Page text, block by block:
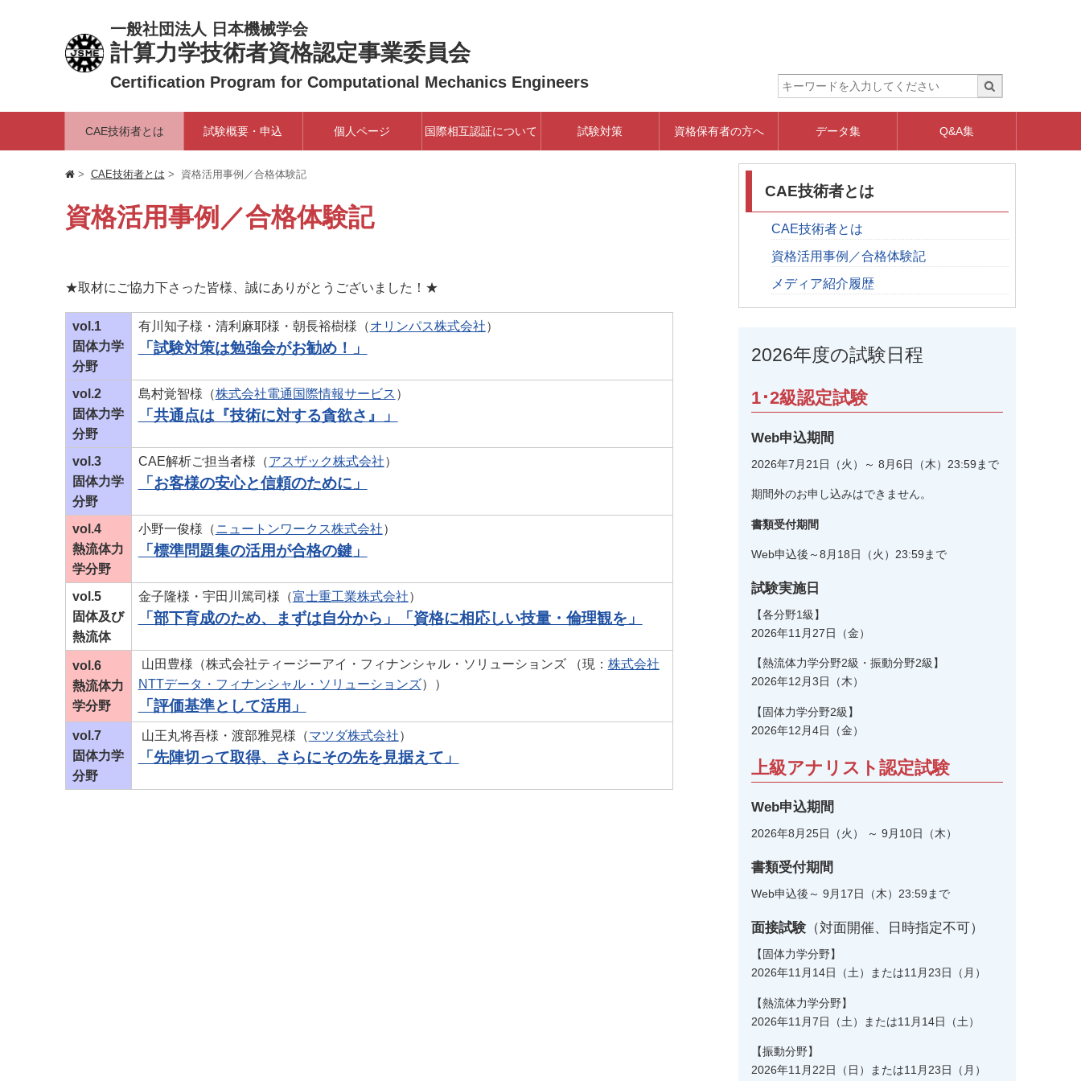
一般社団法人 日本機械学会
計算力学技術者資格認定事業委員会
Certification Program for Computational Mechanics Engineers
CAE技術者とは 試験概要・申込 個人ページ 国際相互認証について 試験対策 資格保有者の方へ データ集 Q&A集
CAE技術者とは 資格活用事例／合格体験記
資格活用事例／合格体験記
★取材にご協力下さった皆様、誠にありがとうございました！★
vol.1
固体力学
分野
有川知子様・清利麻耶様・朝長裕樹様（オリンパス株式会社）
「試験対策は勉強会がお勧め！」
vol.2
固体力学
分野
島村覚智様（株式会社電通国際情報サービス ）
「共通点は『技術に対する貪欲さ』」
vol.3
固体力学
分野
CAE解析ご担当者様（アスザック株式会社）
「お客様の安心と信頼のために」
vol.4
熱流体力
学分野
小野一俊様（ニュートンワークス株式会社）
「標準問題集の活用が合格の鍵」
vol.5
固体及び
熱流体
金子隆様・宇田川篤司様（富士重工業株式会社）
「部下育成のため、まずは自分から」「資格に相応しい技量・倫理観を」
vol.6
熱流体力
学分野
山田豊様（株式会社ティージーアイ・フィナンシャル・ソリューションズ （現： 株式会社
NTTデータ・フィナンシャル・ソリューションズ））
「評価基準として活用」
vol.7
固体力学
分野
山王丸将吾様・渡部雅晃様（マツダ株式会社）
「先陣切って取得、さらにその先を見据えて」
CAE技術者とは
CAE技術者とは
資格活用事例／合格体験記
メディア紹介履歴
2026年度の試験日程
1･2級認定試験
Web申込期間
2026年7月21日（火）～ 8月6日（木）23:59まで
期間外のお申し込みはできません。
書類受付期間
Web申込後～8月18日（火）23:59まで
試験実施日
【各分野1級】
2026年11月27日（金）
【熱流体力学分野2級・振動分野2級】
2026年12月3日（木）
【固体力学分野2級】
2026年12月4日（金）
上級アナリスト認定試験
Web申込期間
2026年8月25日（火） ～ 9月10日（木）
書類受付期間
Web申込後～ 9月17日（木）23:59まで
面接試験（対面開催、日時指定不可）
【固体力学分野】
2026年11月14日（土）または11月23日（月）
【熱流体力学分野】
2026年11月7日（土）または11月14日（土）
【振動分野】
2026年11月22日（日）または11月23日（月）